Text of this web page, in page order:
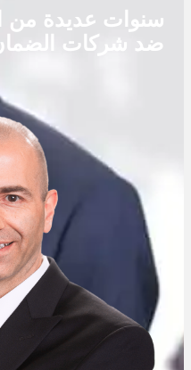
سنوات عديدة من
ضد شركات الضمان